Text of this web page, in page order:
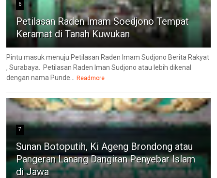
6
Petilasan Raden Imam Soedjono Tempat
Keramat di Tanah Kuwukan
Pintu masuk menuju Petilasan Raden Imam Sudjono Berita Rakyat
, Surabaya. Petilasan Raden Iman Sudjono atau lebih dikenal
dengan nama Punde...
Readmore
7
Sunan Botoputih, Ki Ageng Brondong atau
Pangeran Lanang Dangiran Penyebar Islam
di Jawa